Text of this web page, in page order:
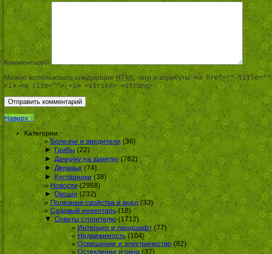
Комментарий
Можно использовать следующие HTML-теги и атрибуты:<a href="" title="">
<i> <q cite=""> <s> <strike> <strong>
Наверх ↑
Категории
Болезни и вредители(36)
► Грибы(22)
► Дачнику на заметку (782)
► Деревья (74)
► Кустарники (38)
Новости(2958)
► Овощи (232)
Полезные свойства и вред(33)
Садовый инвентарь(18)
▼ Советы строителю(1712)
Интерьер и ландшафт(77)
Недвижимость (104)
Освещение и электричество(82)
Остекление и окна(37)